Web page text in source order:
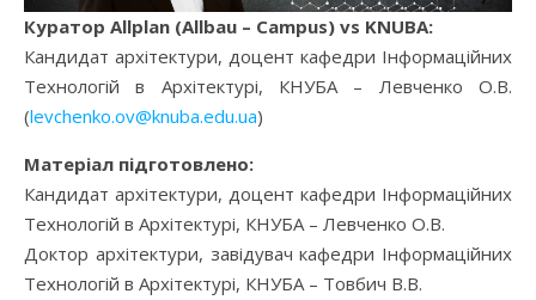
Куратор Allplan (Allbau – Campus) vs KNUBA:
Кандидат архітектури, доцент кафедри Інформаційних
Технологій в Архітектурі, КНУБА – Левченко О.В.
(levchenko.ov@knuba.edu.ua)
Матеріал підготовлено:
Кандидат архітектури, доцент кафедри Інформаційних
Технологій в Архітектурі, КНУБА – Левченко О.В.
Доктор архітектури, завідувач кафедри Інформаційних
Технологій в Архітектурі, КНУБА – Товбич В.В.